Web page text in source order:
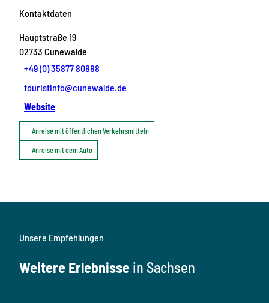
Kontaktdaten
Hauptstraße 19
02733 Cunewalde
+49 (0) 35877 80888
touristinfo@cunewalde.de
Website
Anreise mit öffentlichen Verkehrsmitteln
Anreise mit dem Auto
Unsere Empfehlungen
Weitere Erlebnisse in Sachsen